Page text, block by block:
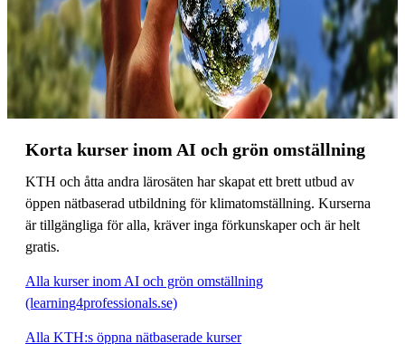
Korta kurser inom AI och grön omställning
KTH och åtta andra lärosäten har skapat ett brett utbud av
öppen nätbaserad utbildning för klimatomställning. Kurserna
är tillgängliga för alla, kräver inga förkunskaper och är helt
gratis.
Alla kurser inom AI och grön omställning
(learning4professionals.se)
Alla KTH:s öppna nätbaserade kurser